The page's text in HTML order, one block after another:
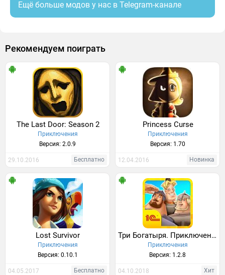
Ещё больше модов у нас в Telegram-канале
Рекомендуем поиграть
The Last Door: Season 2
Приключения
Версия: 2.0.9
29.10.2016 Бесплатно
Princess Curse
Приключения
Версия: 1.70
12.04.2016 Новинка
Lost Survivor
Приключения
Версия: 0.10.1
04.05.2017 Бесплатно
Три Богатыря. Приключения
Приключения
Версия: 1.2.8
04.10.2018 Хит